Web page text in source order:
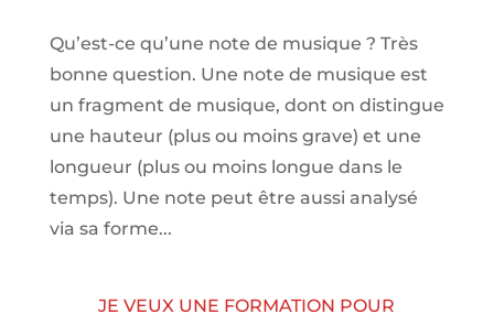
Qu’est-ce qu’une note de musique ? Très
bonne question. Une note de musique est
un fragment de musique, dont on distingue
une hauteur (plus ou moins grave) et une
longueur (plus ou moins longue dans le
temps). Une note peut être aussi analysé
via sa forme...
JE VEUX UNE FORMATION POUR